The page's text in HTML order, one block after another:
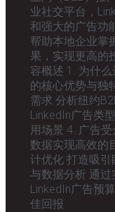
业社交平台，
和强大的广告功
帮助本地企业掌
果，实现更高的
容概述 1. 为什
的核心优势与独
需求 分析纽约
LinkedIn广告类
用场景 4. 广告
数据实现高效的
计优化 打造吸
与数据分析 通
LinkedIn广告预
佳回报